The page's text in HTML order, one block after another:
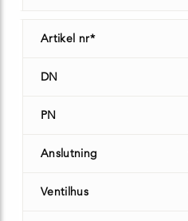
Artikel nr*
DN
PN
Anslutning
Ventilhus